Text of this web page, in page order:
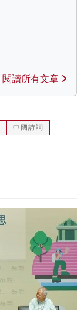
閱讀所有文章
中國詩詞